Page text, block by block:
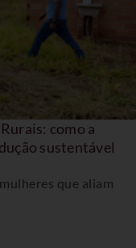
como a
sustentável
que aliam